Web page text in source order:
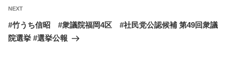
ゲ
ー
シ
Next
Post
NEXT
#竹うち信昭 #衆議院福岡4区 #社民党公認候補 第49回衆議
院選挙 #選挙公報